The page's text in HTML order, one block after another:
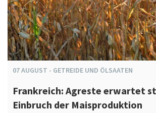
07AUGUST - GETREIDE UND ÖLSAATEN
Frankreich: Agreste erwartet
Einbruch der Maisproduktion